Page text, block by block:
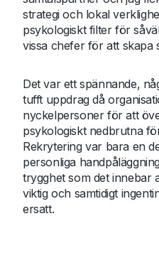
strategi och lokal
psykologiskt filter för
vissa chefer för att skapa
Det var ett spännande,
tufft uppdrag då
nyckelpersoner för att
psykologiskt nedbrutna
Rekrytering var bara en
personliga
trygghet som det innebar
viktig och samtidigt
ersatt.